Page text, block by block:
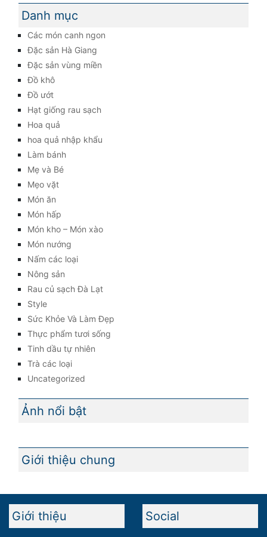
Danh mục
Các món canh ngon
Đặc sản Hà Giang
Đặc sản vùng miền
Đồ khô
Đồ ướt
Hạt giống rau sạch
Hoa quả
hoa quả nhập khẩu
Làm bánh
Mẹ và Bé
Mẹo vặt
Món ăn
Món hấp
Món kho – Món xào
Món nướng
Nấm các loại
Nông sản
Rau củ sạch Đà Lạt
Style
Sức Khỏe Và Làm Đẹp
Thực phẩm tươi sống
Tinh dầu tự nhiên
Trà các loại
Uncategorized
Ảnh nổi bật
Giới thiệu chung
Giới thiệu Social